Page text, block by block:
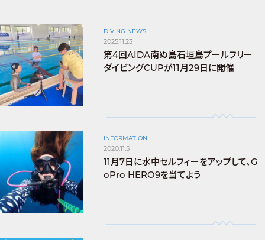
DIVING NEWS
2025.11.23
第4回AIDA南ぬ島石垣島プールフリー
ダイビングCUPが11月29日に開催
INFORMATION
2020.11.5
11月7日に水中セルフィーをアップして、G
oPro HERO9を当てよう